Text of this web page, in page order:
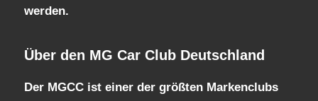
werden.
Über den MG Car Club Deutschland
Der MGCC ist einer der größten Markenclubs